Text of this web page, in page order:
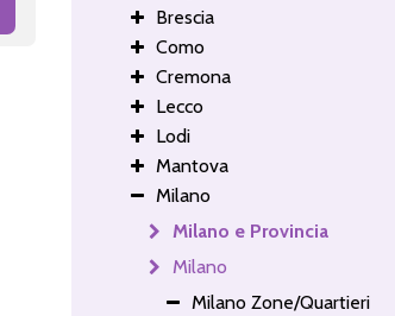
Brescia
Como
Cremona
Lecco
Lodi
Mantova
Milano
Milano e Provincia
Milano
Milano Zone/Quartieri